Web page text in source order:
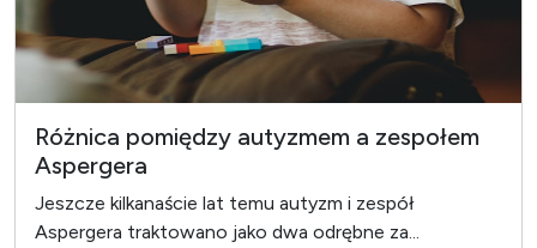
Różnica pomiędzy autyzmem a zespołem
Aspergera
Jeszcze kilkanaście lat temu autyzm i zespół
Aspergera traktowano jako dwa odrębne za...